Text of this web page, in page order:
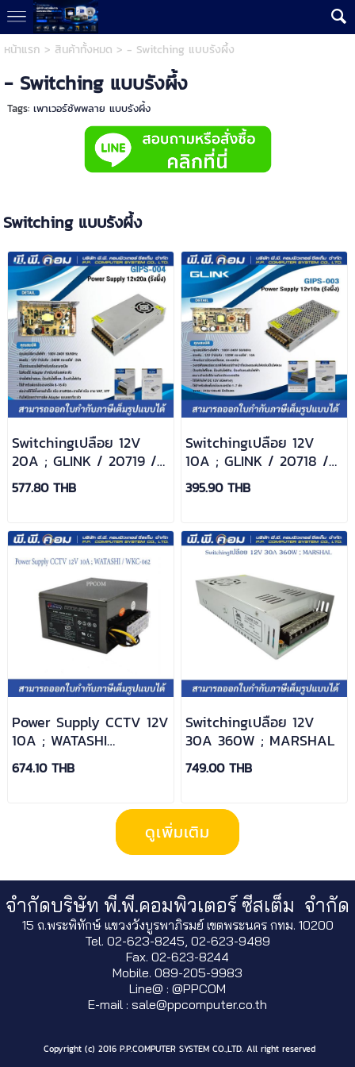
หน้าแรก > สินค้าทั้งหมด > - Switching แบบรังผึ้ง
- Switching แบบรังผึ้ง
Tags: เพาเวอร์ซัพพลาย แบบรังผึ้ง
Switching แบบรังผึ้ง
Switchingเปลือย 12V
20A ; GLINK / 20719 /
GIPS-004
577.80 THB
Switchingเปลือย 12V
10A ; GLINK / 20718 /
GIPS-003
395.90 THB
Power Supply CCTV 12V
10A ; WATASHI
/WKC062
674.10 THB
Switchingเปลือย 12V
30A 360W ; MARSHAL
749.00 THB
ดูเพิ่มเติม
จำกัดบริษัท พี.พี.คอมพิวเตอร์ ซีสเต็ม จำกัด
15 ถ.พระพิทักษ์ แขวงวังบูรพาภิรมย์ เขตพระนคร กทม. 10200
Tel. 02-623-8245, 02-623-9489
Fax. 02-623-8244
Mobile. 089-205-9983
Line@ : @PPCOM
E-mail : sale@ppcomputer.co.th
Copyright (c) 2016 P.P.COMPUTER SYSTEM CO.,LTD. All right reserved